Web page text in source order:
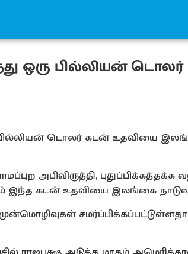
ஒரு பில்லியன்
பில்லியன் டொலர் கடன் உதவியை
அபிவிருத்தி, புதுப்பிக்கத்தக்க
இந்த கடன் உதவியை இலங்கை